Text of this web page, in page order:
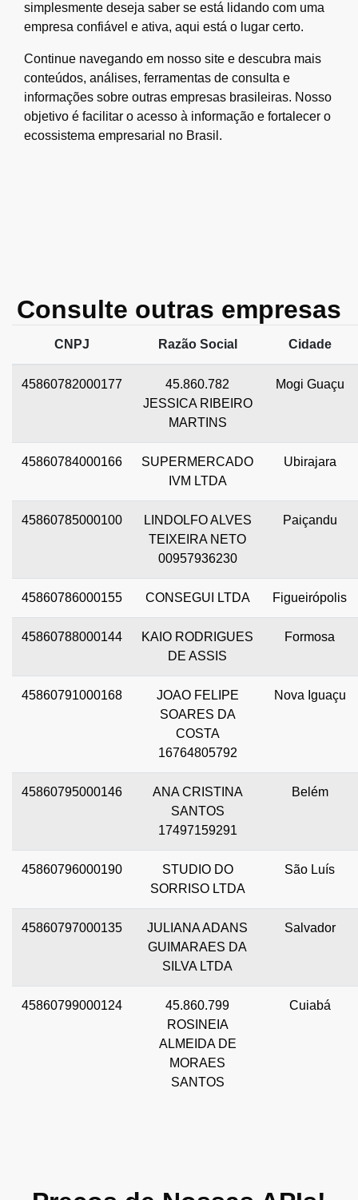
simplesmente deseja saber se está lidando com uma
empresa confiável e ativa, aqui está o lugar certo.
Continue navegando em nosso site e descubra mais
conteúdos, análises, ferramentas de consulta e
informações sobre outras empresas brasileiras. Nosso
objetivo é facilitar o acesso à informação e fortalecer o
ecossistema empresarial no Brasil.
Consulte outras empresas
CNPJ Razão Social Cidade
45860782000177
45.860.782
JESSICA RIBEIRO
MARTINS
Mogi Guaçu
45860784000166
SUPERMERCADO
IVM LTDA
Ubirajara
45860785000100
LINDOLFO ALVES
TEIXEIRA NETO
00957936230
Paiçandu
45860786000155 CONSEGUI LTDA Figueirópolis
45860788000144
KAIO RODRIGUES
DE ASSIS
Formosa
45860791000168
JOAO FELIPE
SOARES DA
COSTA
16764805792
Nova Iguaçu
45860795000146
ANA CRISTINA
SANTOS
17497159291
Belém
45860796000190
STUDIO DO
SORRISO LTDA
São Luís
45860797000135
JULIANA ADANS
GUIMARAES DA
SILVA LTDA
Salvador
45860799000124
45.860.799
ROSINEIA
ALMEIDA DE
MORAES
SANTOS
Cuiabá